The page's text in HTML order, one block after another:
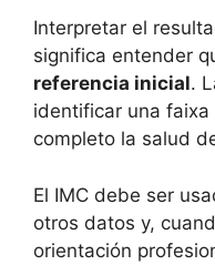
Interpretar el
significa entender
referencia inicial.
identificar una
completo la salud
El IMC debe ser
otros datos y,
orientación